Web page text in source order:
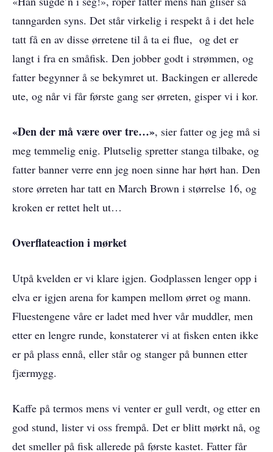
tanngarden syns. Det står virkelig i respekt å i det hele
tatt få en av disse ørretene til å ta ei flue, og det er
langt i fra en småfisk. Den jobber godt i strømmen, og
fatter begynner å se bekymret ut. Backingen er allerede
ute, og når vi får første gang ser ørreten, gisper vi i kor.
«Den der må være over tre…», sier fatter og jeg må si
meg temmelig enig. Plutselig spretter stanga tilbake, og
fatter banner verre enn jeg noen sinne har hørt han. Den
store ørreten har tatt en March Brown i størrelse 16, og
kroken er rettet helt ut…
Overflateaction i mørket
Utpå kvelden er vi klare igjen. Godplassen lenger opp i
elva er igjen arena for kampen mellom ørret og mann.
Fluestengene våre er ladet med hver vår muddler, men
etter en lengre runde, konstaterer vi at fisken enten ikke
er på plass ennå, eller står og stanger på bunnen etter
fjærmygg.
Kaffe på termos mens vi venter er gull verdt, og etter en
god stund, lister vi oss frempå. Det er blitt mørkt nå, og
det smeller på fisk allerede på første kastet. Fatter får